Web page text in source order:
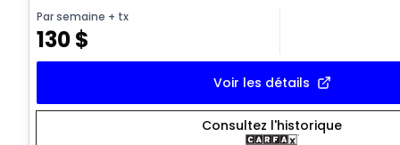
Par semaine + tx
130$
Voir les détails
Consultez l'historique